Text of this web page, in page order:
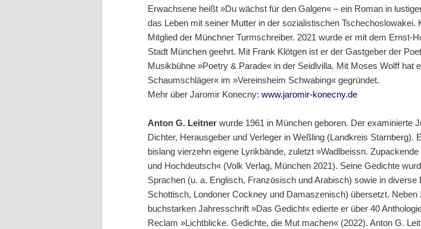
Erwachsene heißt »Du wächst für den Galgen« – ein Roman in
das Leben mit seiner Mutter in der sozialistischen Tschechoslowakei.
Mitglied der Münchner Turmschreiber. 2021 wurde er mit dem Ernst-
Stadt München geehrt. Mit Frank Klötgen ist er der Gastgeber der
Musikbühne »Poetry & Parade« in der Seidlvilla. Mit Moses Wolff hat
Schaumschläger« im »Vereinsheim Schwabing« gegründet.
Mehr über Jaromir Konecny: www.jaromir-konecny.de
Anton G. Leitner wurde 1961 in München geboren. Der examinierte
Dichter, Herausgeber und Verleger in Weßling (Landkreis Starnberg).
bislang vierzehn eigene Lyrikbände, zuletzt »Wadlbeissn.
und Hochdeutsch« (Volk Verlag, München 2021). Seine Gedichte
Sprachen (u. a. Englisch, Französisch und Arabisch) sowie in diverse
Schottisch, Londoner Cockney und Damaszenisch) übersetzt. Neben
buchstarken Jahresschrift »Das Gedicht« edierte er über 40
Reclam »Lichtblicke. Gedichte, die Mut machen« (2022). Anton G.